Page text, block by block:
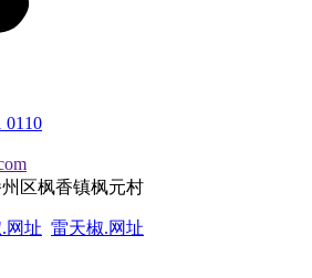
0110
区枫香镇枫元村
网址 雷天椒.网址